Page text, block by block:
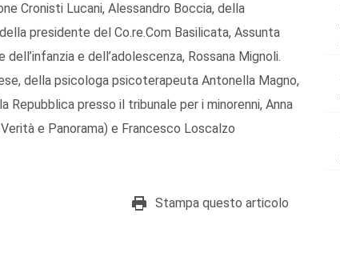
Cronisti Lucani, Alessandro Boccia, della
presidente del Co.re.Com Basilicata, Assunta
e dell’adolescenza, Rossana Mignoli.
della psicologa psicoterapeuta Antonella Magno,
presso il tribunale per i minorenni, Anna
e Panorama) e Francesco Loscalzo
Stampa questo articolo